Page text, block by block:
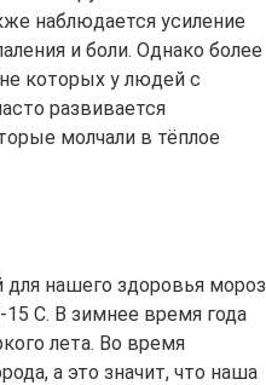
наблюдается усиление
и боли. Однако более
которых у людей с
развивается
молчали в тёплое
нашего здоровья мороз
15 С. В зимнее время года
лета. Во время
а это значит, что наша